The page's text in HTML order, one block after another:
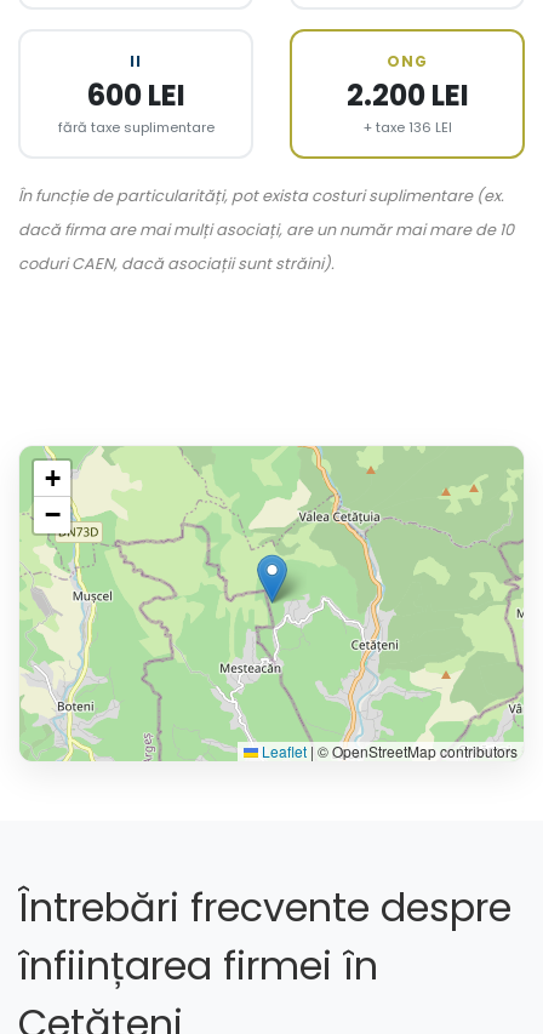
II
600 LEI
fără taxe suplimentare
ONG
2.200 LEI
+ taxe 136 LEI
În funcție de particularități, pot exista costuri suplimentare (ex.
dacă firma are mai mulți asociați, are un număr mai mare de 10
coduri CAEN, dacă asociații sunt străini).
+
−
Leaflet | © OpenStreetMap contributors
Întrebări frecvente despre
înființarea firmei în